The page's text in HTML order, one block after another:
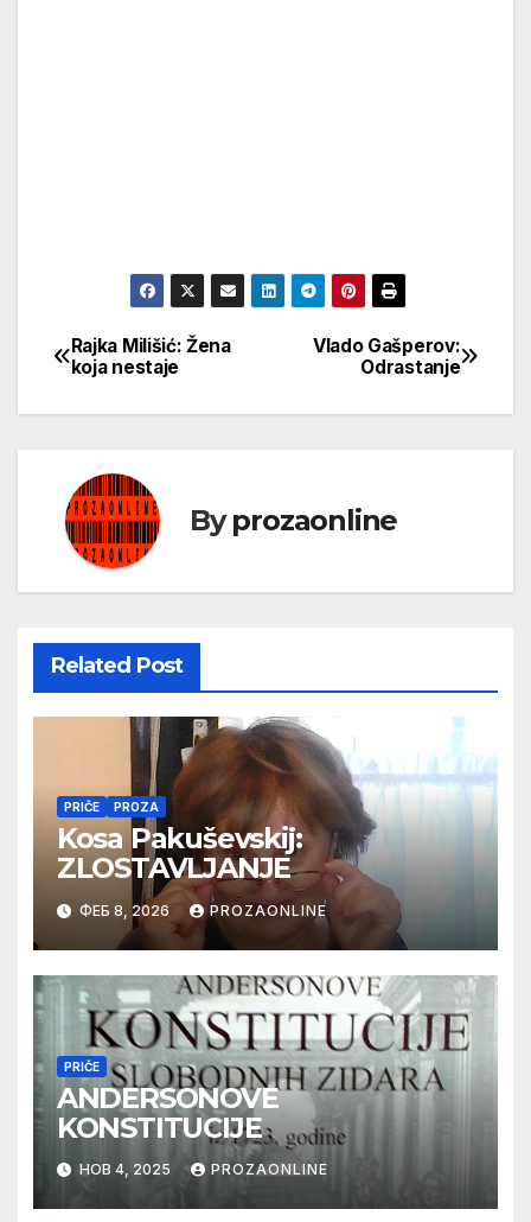
Кретање
чланка
Vlado Gašperov:
Odrastanje
Rajka Milišić: Žena
koja nestaje
Byprozaonline
Related Post
PRIČE PROZA
Kosa Pakuševskij:
ZLOSTAVLJANJE
ФЕБ 8, 2026 PROZAONLINE
PRIČE
ANDERSONOVE
KONSTITUCIJE
НОВ 4, 2025 PROZAONLINE